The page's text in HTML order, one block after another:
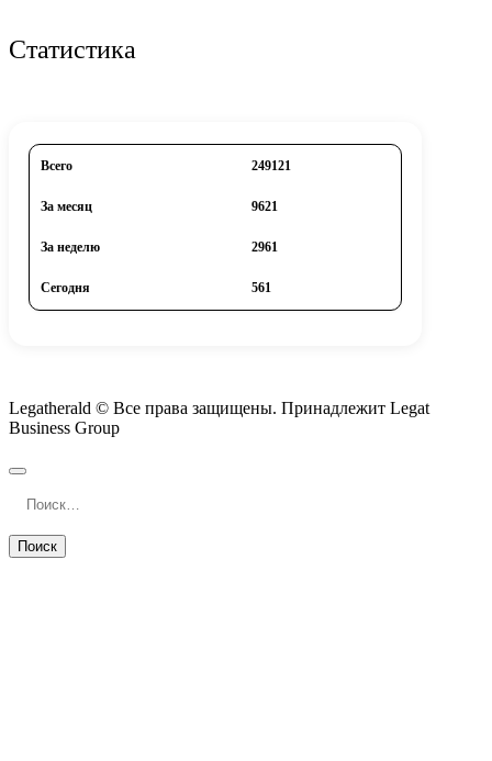
Статистика
Всего 249121
За месяц 9621
За неделю 2961
Сегодня 561
Legatherald © Все права защищены. Принадлежит Legat
Business Group